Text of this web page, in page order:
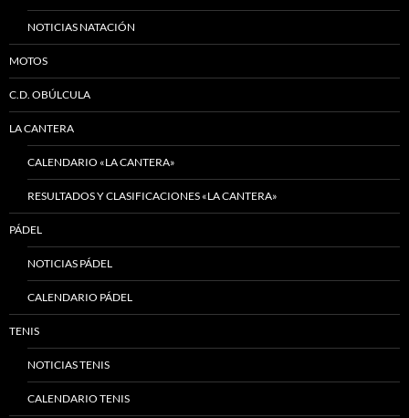
NOTICIAS NATACIÓN
MOTOS
C.D. OBÚLCULA
LA CANTERA
CALENDARIO «LA CANTERA»
RESULTADOS Y CLASIFICACIONES «LA CANTERA»
PÁDEL
NOTICIAS PÁDEL
CALENDARIO PÁDEL
TENIS
NOTICIAS TENIS
CALENDARIO TENIS